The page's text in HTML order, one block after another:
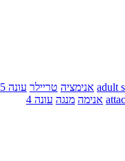
adult אנימציה טריילר עונה 5
אנימה מנגה עונה 4